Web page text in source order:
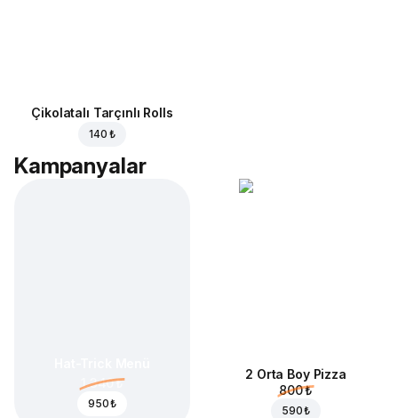
Çikolatalı Tarçınlı Rolls
140 ₺
Kampanyalar
1.340 ₺
950 ₺
2 Orta Boy Pizza
800 ₺
590 ₺